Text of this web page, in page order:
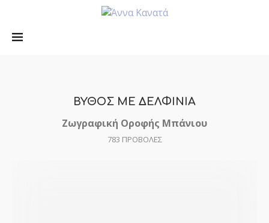
ΒΥΘΟΣ ΜΕ ΔΕΛΦΙΝΙΑ
Ζωγραφική Οροφής Μπάνιου
783 ΠΡΟΒΟΛΕΣ